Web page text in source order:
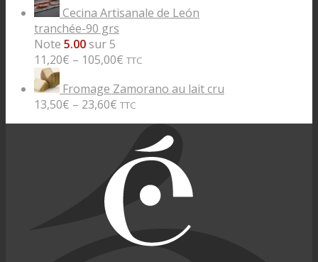
Cecina Artisanale de León
tranchée-90 grs
Note 5.00sur 5
11,20€ – 105,00€ TTC
Fromage Zamorano au lait cru
13,50€ – 23,60€ TTC